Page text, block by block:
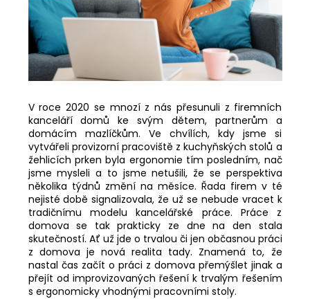
V roce 2020 se mnozí z nás přesunuli z firemních
kanceláří domů ke svým dětem, partnerům a
domácím mazlíčkům. Ve chvílích, kdy jsme si
vytvářeli provizorní pracoviště z kuchyňských stolů a
žehlicích prken byla ergonomie tím posledním, nač
jsme mysleli a to jsme netušili, že se perspektiva
několika týdnů změní na měsíce. Řada firem v té
nejisté době signalizovala, že už se nebude vracet k
tradičnímu modelu kancelářské práce. Práce z
domova se tak prakticky ze dne na den stala
skutečností. Ať už jde o trvalou či jen občasnou práci
z domova je nová realita tady. Znamená to, že
nastal čas začít o práci z domova přemýšlet jinak a
přejít od improvizovaných řešení k trvalým řešením
s ergonomicky vhodnými pracovními stoly.
HLEDAT
DESK
FRAME